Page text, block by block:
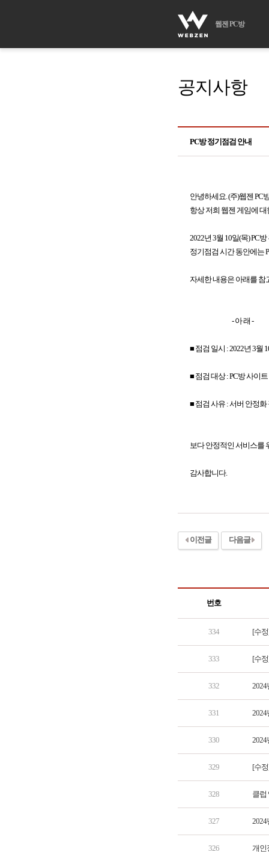
웹젠 PC방
공지사항
PC방 정기점검 안내
안녕하세요. (주)웹젠 PC
항상 저희 웹젠 게임에
2022년 3월 10일(목) PC
정기점검 시간 동안에는
자세한 내용은 아래를 참
- 아 래 -
■ 점검 일시 : 2022년 3월
■ 점검 대상 : PC방 사이
■ 점검 사유 : 서버 안정화
보다 안정적인 서비스를
감사합니다.
이전글 다음글
번호
334 [수
333 [수
332 2024
331 2024
330 2024
329 [수
328 클럽
327 2024
326 개인